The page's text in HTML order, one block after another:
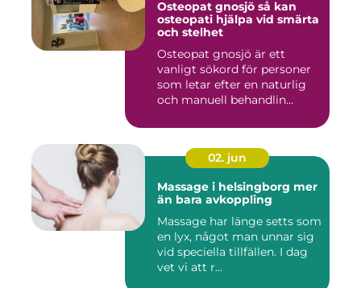
Osteopat gnosjö så kan
osteopati hjälpa vid smärta
och stelhet
Osteopat gnosjö är ett
vanligt sökord för personer
som letar efter en naturlig
och manuell behandlin...
02. jun
Massage i helsingborg mer
än bara avkoppling
Massage har länge setts som
en lyx, något man unnar sig
vid speciella tillfällen. I dag
vet vi att r...